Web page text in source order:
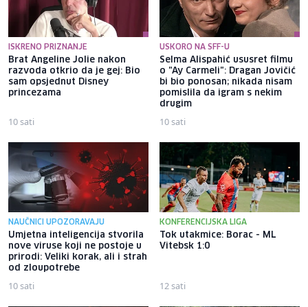
ISKRENO PRIZNANJE
Brat Angeline Jolie nakon
razvoda otkrio da je gej: Bio
sam opsjednut Disney
princezama
10 sati
USKORO NA SFF-U
Selma Alispahić ususret filmu
o "Ay Carmeli": Dragan Jovičić
bi bio ponosan; nikada nisam
pomislila da igram s nekim
drugim
10 sati
NAUČNICI UPOZORAVAJU
Umjetna inteligencija stvorila
nove viruse koji ne postoje u
prirodi: Veliki korak, ali i strah
od zloupotrebe
10 sati
KONFERENCIJSKA LIGA
Tok utakmice: Borac - ML
Vitebsk 1:0
12 sati